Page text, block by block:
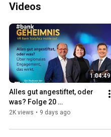
Videos
1:04:49
Alles gut angestiftet, oder
was? Folge 20
#bankGEHEIMNIS - VR Bank
2K views • 9 days ago